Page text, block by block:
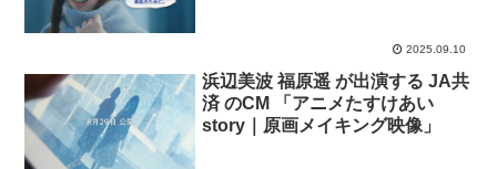
2025.09.10
浜辺美波 福原遥 が出演する JA共
済 のCM 「アニメたすけあい
story｜原画メイキング映像」